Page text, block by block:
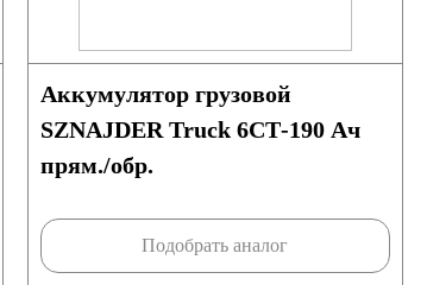
Аккумулятор грузовой
SZNAJDER Truck 6СТ-190 Ач
прям./обр.
Подобрать аналог